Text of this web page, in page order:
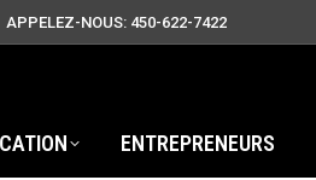
APPELEZ-NOUS: 450-622-7422
ENTREPRENEURS